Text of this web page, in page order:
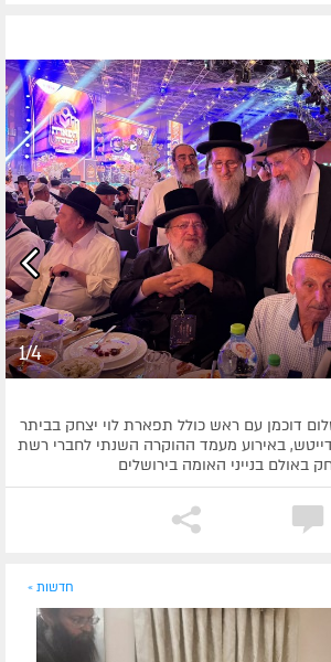
1/4
דוכמן עם ראש כולל תפארת לוי יצחק בביתר
באירוע מעמד ההוקרה השנתי לחברי רשת
באולם בנייני האומה בירושלים
חדשות »